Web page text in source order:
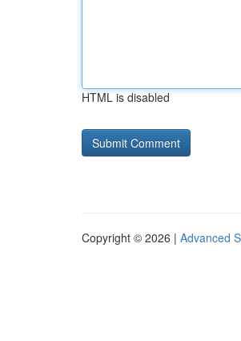
HTML is disabled
Copyright © 2026 | Advanced